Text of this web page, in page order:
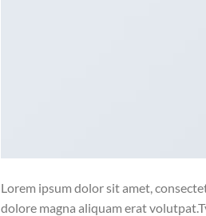
Lorem ipsum dolor sit amet,
dolore magna aliquam erat